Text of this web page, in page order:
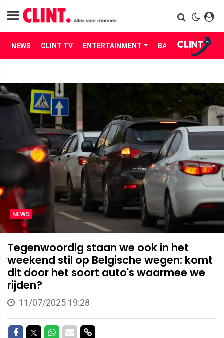
NEWS CLINT TV ENTERTAINMENT BABES LIFE
NEWS
Tegenwoordig staan we ook in het
weekend stil op Belgische wegen: komt
dit door het soort auto's waarmee we
rijden?
11/07/2025 19:28
Delen op Facebook
Delen op Twitter
Delen op Whatsapp
Delen via Mail
Delen via link